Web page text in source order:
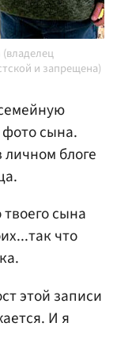
и запрещена)
фото сына.
блоге
сына
что
этой записи
И я